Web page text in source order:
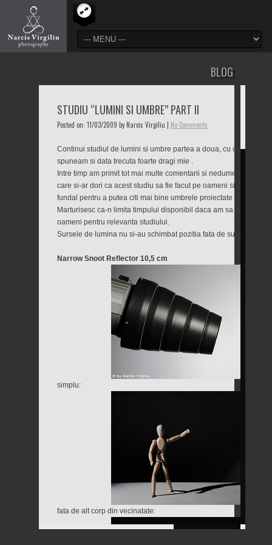
BLOG
STUDIU “LUMINI SI UMBRE” PART II
Posted on: 11/03/2009 by Narcis Virgiliu | No Comments
Continui studiul de lumini si umbre partea a doua, cu doua
spuneam si data trecuta foarte dragi mie .
Intre timp am primit tot mai multe comentarii si nedumeriri
care si-ar dori ca acest studiu sa fie facut pe oameni si cu
fundal pentru a putea citi mai bine umbrele proiectate pe fundal,
Marturisesc ca-n limita timpului disponibil daca am sa reusesc
oameni pentru relevanta studiului.
Sursele de lumina nu si-au schimbat pozitia fata de subiecti si
Narrow Snoot Reflector 10,5 cm
simplu:
fata de alt corp din vecinatate: